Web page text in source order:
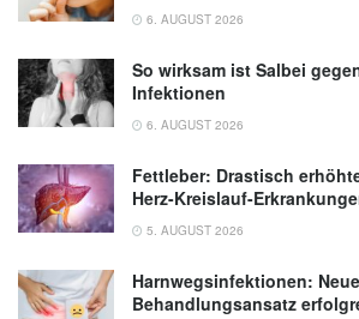
6. AUGUST 2026
So wirksam ist Salbei
Infektionen
6. AUGUST 2026
Fettleber: Drastisch
Herz-Kreislauf-
5. AUGUST 2026
Harnwegsinfektionen:
Behandlungsansatz